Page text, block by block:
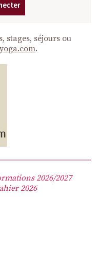
stages, séjours ou
.
2026/2027
2026